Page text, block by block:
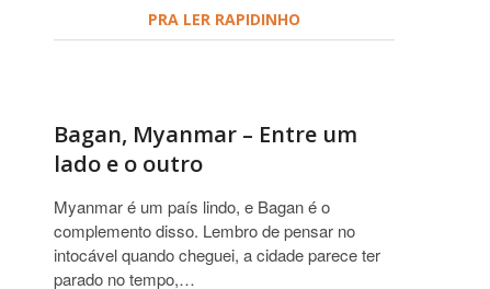
PRA LER RAPIDINHO
Bagan, Myanmar – Entre um
lado e o outro
Myanmar é um país lindo, e Bagan é o
complemento disso. Lembro de pensar no
intocável quando cheguei, a cidade parece ter
parado no tempo,…